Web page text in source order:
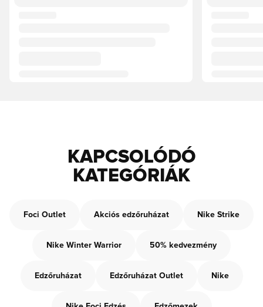
KAPCSOLÓDÓ
KATEGÓRIÁK
Foci Outlet Akciós edzőruházat Nike Strike
Nike Winter Warrior 50% kedvezmény
Edzőruházat Edzőruházat Outlet Nike